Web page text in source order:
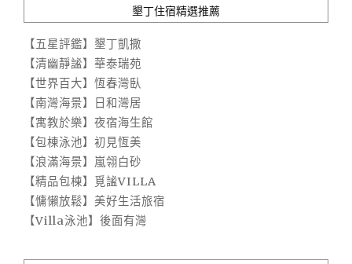
墾丁住宿精選推薦
【五星評鑑】墾丁凱撒
【清幽靜謐】華泰瑞苑
【世界百大】恆春灣臥
【南灣海景】日和灣居
【寓教於樂】夜宿海生館
【包棟泳池】初見恆美
【浪滿海景】嵐翎白砂
【精品包棟】覓謐VILLA
【慵懶放鬆】美好生活旅宿
【Villa泳池】後面有灣